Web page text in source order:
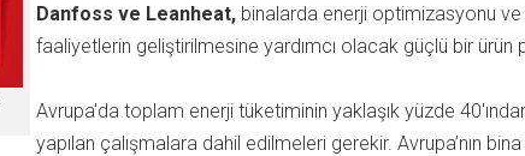
Danfoss ve Leanheat, binalarda enerji optimizasyonu ve
faaliyetlerin geliştirilmesine yardımcı olacak güçlü bir ürün
Avrupa'da toplam enerji tüketiminin yaklaşık yüzde
yapılan çalışmalara dahil edilmeleri gerekir. Avrupa’nın